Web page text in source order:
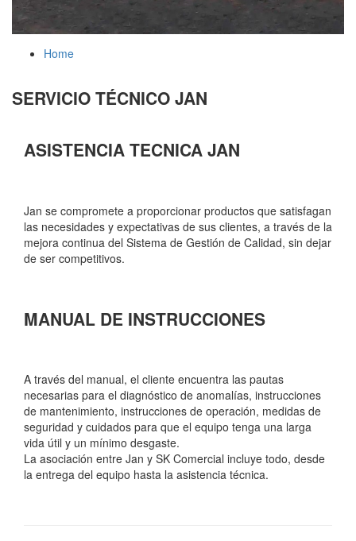
Home
SERVICIO TÉCNICO JAN
ASISTENCIA TECNICA JAN
Jan se compromete a proporcionar productos que satisfagan
las necesidades y expectativas de sus clientes, a través de la
mejora continua del Sistema de Gestión de Calidad, sin dejar
de ser competitivos.
MANUAL DE INSTRUCCIONES
A través del manual, el cliente encuentra las pautas
necesarias para el diagnóstico de anomalías, instrucciones
de mantenimiento, instrucciones de operación, medidas de
seguridad y cuidados para que el equipo tenga una larga
vida útil y un mínimo desgaste.
La asociación entre Jan y SK Comercial incluye todo, desde
la entrega del equipo hasta la asistencia técnica.